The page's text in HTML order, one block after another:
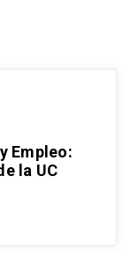
Empleo:
la UC